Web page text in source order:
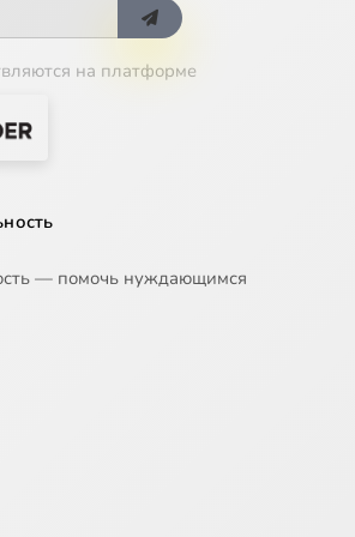
на платформе
— помочь нуждающимся